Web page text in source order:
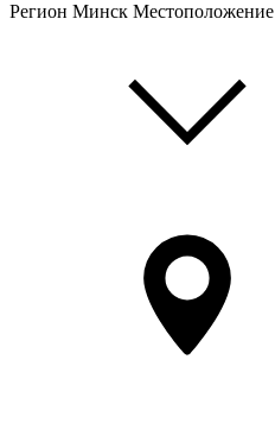
Регион Минск Местоположение